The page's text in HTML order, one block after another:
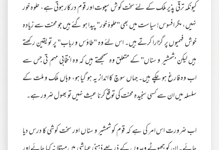
کیونکہ ترقی پذیر ملک کے لئے سخت کوش سپوت اور قوم درکار ہوتی ہے، حلوہ خور
نہیں، مگر افسوس! سیاست میں بھی ''حلوۂ خور'' پیدا ہو گئے ہیں جو محنت سے زیادہ
خوش فہمیوں پر گزارا کرتے ہیں۔ اس لئے وہ ''طاؤس و رباب'' پر تو یقین رکھتے
ہیں لیکن 'شمشیر و سناں'' کے متعلق وہ سمجھتے ہیں کہ وہ انتخابی مہم تی جس سے
اب وہ فارغ ہو چکے ہیں۔ جہاں سوچ کا انداز یہ ہو گیا ہو، وہاں ملک و ملت کے
سلسلہ میں ان سے کسی سنجیدہ محنت کی توقع کرنا عبث نہیں تو بھول ضرور ہے۔
اب ضرورت اس امر کی ہے کہ قوم کو شمشیر و سناں اور سخت کوشی کا درس دیا